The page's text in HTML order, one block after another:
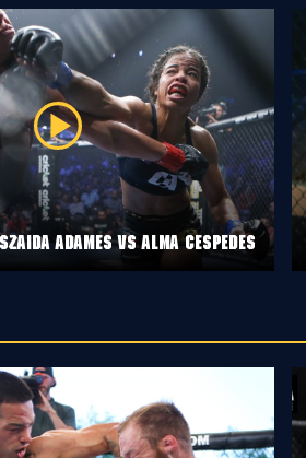
Adames vs Alma Cespedes